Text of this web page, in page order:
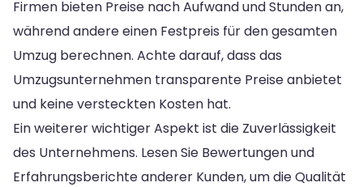
Firmen bieten Preise nach Aufwand und Stunden an,
während andere einen Festpreis für den gesamten
Umzug berechnen. Achte darauf, dass das
Umzugsunternehmen transparente Preise anbietet
und keine versteckten Kosten hat.
Ein weiterer wichtiger Aspekt ist die Zuverlässigkeit
des Unternehmens. Lesen Sie Bewertungen und
Erfahrungsberichte anderer Kunden, um die Qualität